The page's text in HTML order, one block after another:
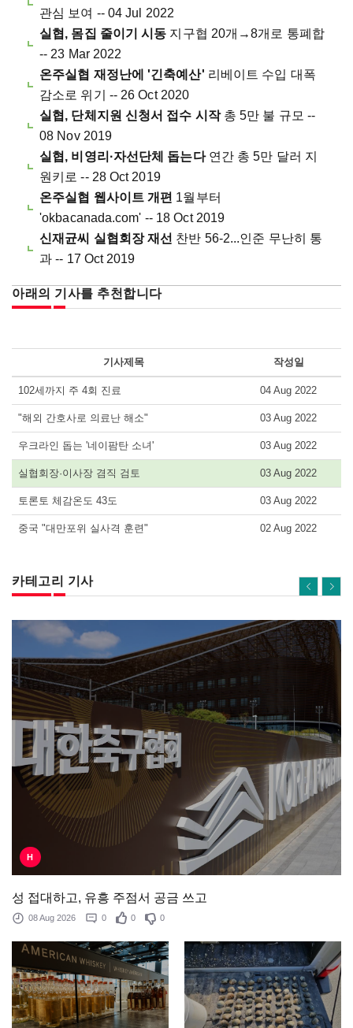
관심 보여 -- 04 Jul 2022
실협, 몸집 줄이기 시동 지구협 20개→8개로 통폐합
-- 23 Mar 2022
온주실협 재정난에 '긴축예산' 리베이트 수입 대폭
감소로 위기 -- 26 Oct 2020
실협, 단체지원 신청서 접수 시작총 5만 불 규모 --
08 Nov 2019
실협, 비영리·자선단체 돕는다 연간 총 5만 달러 지
원키로 -- 28 Oct 2019
온주실협 웹사이트 개편 1월부터
'okbacanada.com' -- 18 Oct 2019
신재균씨 실협회장 재선 찬반 56-2...인준 무난히 통
과 -- 17 Oct 2019
아래의 기사를 추천합니다
기사제목 작성일
102세까지 주 4회 진료 04 Aug 2022
"해외 간호사로 의료난 해소" 03 Aug 2022
우크라인 돕는 '네이팜탄 소녀' 03 Aug 2022
실협회장·이사장 겸직 검토 03 Aug 2022
토론토 체감온도 43도 03 Aug 2022
중국 "대만포위 실사격 훈련" 02 Aug 2022
카테고리 기사
H
성 접대하고, 유흥 주점서 공금 쓰고
08 Aug 2026 0 0 0